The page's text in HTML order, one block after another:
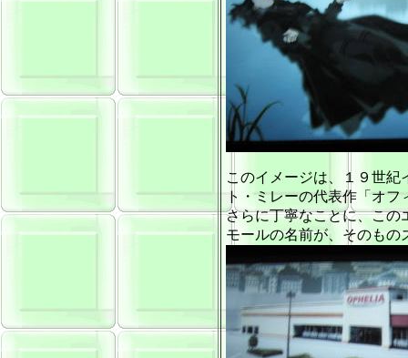
このイメージは、１９世
ト・ミレーの代表作「オ
さらに丁寧なことに、この
モールの名前が、そのもの